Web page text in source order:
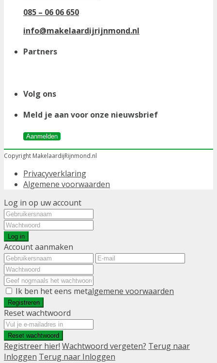
085 – 06 06 650
info@makelaardijrijnmond.nl
Partners
Volg ons
Meld je aan voor onze nieuwsbrief
Aanmelden
Copyright MakelaardijRijnmond.nl
Privacyverklaring
Algemene voorwaarden
Log in op uw account
Log in
Account aanmaken
Ik ben het eens metalgemene voorwaarden
Registreren
Reset wachtwoord
Reset wachtwoord
Registreer hier! Wachtwoord vergeten? Terug naar
Inloggen Terug naar Inloggen